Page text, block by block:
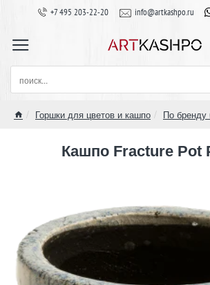
+7 495 203-22-20 info@artkashpo.ru
поиск...
Горшки для цветов и кашпо По бренду
Кашпо Fracture Pot